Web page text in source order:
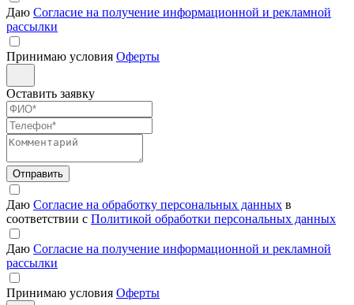
Даю Согласие на получение информационной и рекламной
рассылки
Принимаю условия Оферты
Оставить заявку
Отправить
Даю Согласие на обработку персональных данных в
соответствии с Политикой обработки персональных данных
Даю Согласие на получение информационной и рекламной
рассылки
Принимаю условия Оферты